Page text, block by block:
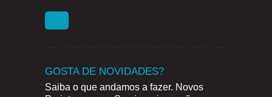
GOSTA DE NOVIDADES?
Saiba o que andamos a fazer. Novos